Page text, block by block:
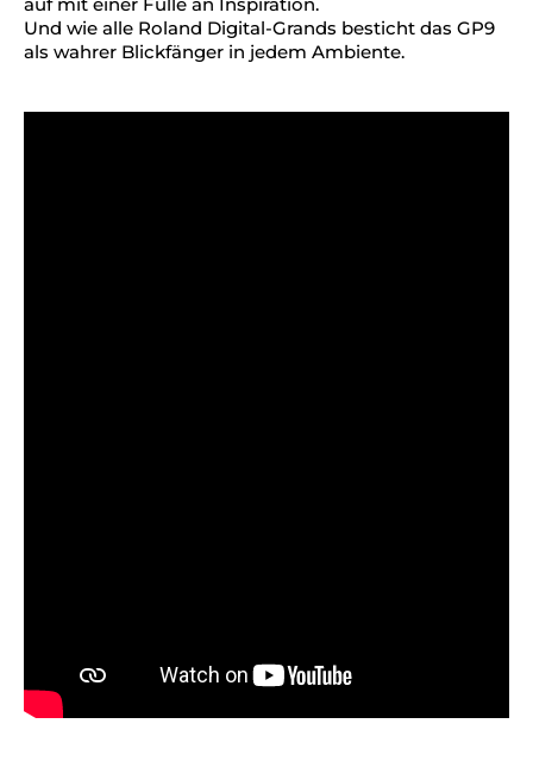
Und wie alle Roland Digital-Grands besticht das GP9
als wahrer Blickfänger in jedem Ambiente.